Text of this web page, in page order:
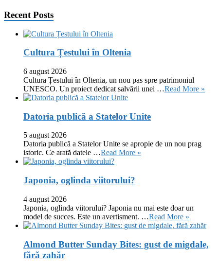
Recent Posts
Cultura Țestului în Oltenia
6 august 2026
Cultura Țestului în Oltenia, un nou pas spre patrimoniul
UNESCO. Un proiect dedicat salvării unei …Read More »
Datoria publică a Statelor Unite
5 august 2026
Datoria publică a Statelor Unite se apropie de un nou prag
istoric. Ce arată datele …Read More »
Japonia, oglinda viitorului?
4 august 2026
Japonia, oglinda viitorului? Japonia nu mai este doar un
model de succes. Este un avertisment. …Read More »
Almond Butter Sunday Bites: gust de migdale,
fără zahăr